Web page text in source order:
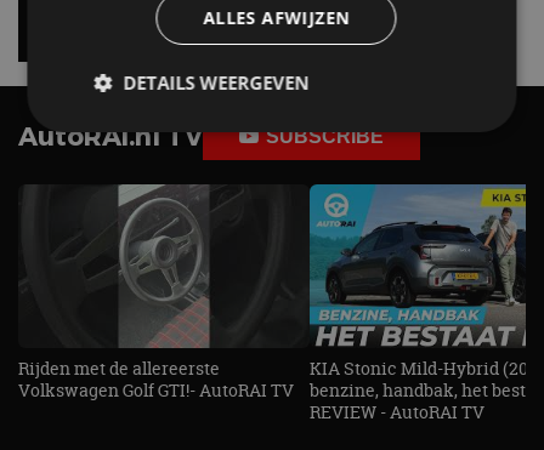
5 aug
AutoRAI.nl TV SUBSCRIBE
Rijden met de allereerste
Volkswagen Golf GTI!- AutoRAI TV
KIA Stonic Mild-Hybrid
benzine, handbak, het
REVIEW - AutoRAI TV
ALLES AFWIJZEN
DETAILS WEERGEVEN
Strikt noodzakelijk Prestatie
Targeting
Functioneel
Niet-geclassificeerd
Strikt noodzakelijke cookies maken de
kernfunctionaliteiten van de website mogelijk, zoals
gebruikersaanmelding en accountbeheer. De
website kan niet goed worden gebruikt zonder de
strikt noodzakelijke cookies.
Naam
Aanbieder/
Domein
Vervaldatum